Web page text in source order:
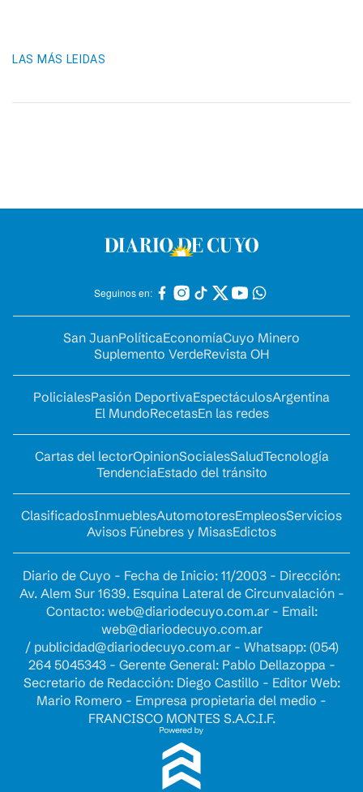
LAS MÁS LEIDAS
Seguinos en:
San JuanPolíticaEconomíaCuyo Minero
Suplemento VerdeRevista OH
PolicialesPasión DeportivaEspectáculosArgentina
El MundoRecetasEn las redes
Cartas del lectorOpinionSocialesSaludTecnología
TendenciaEstado del tránsito
ClasificadosInmueblesAutomotoresEmpleosServicios
Avisos Fúnebres y MisasEdictos
Diario de Cuyo - Fecha de Inicio: 11/2003 - Dirección:
Av. Alem Sur 1639. Esquina Lateral de Circunvalación -
Contacto: web@diariodecuyo.com.ar- Email:
web@diariodecuyo.com.ar
/ publicidad@diariodecuyo.com.ar- Whatsapp: (054)
264 5045343 - Gerente General: Pablo Dellazoppa -
Secretario de Redacción: Diego Castillo - Editor Web:
Mario Romero - Empresa propietaria del medio -
FRANCISCO MONTES S.A.C.I.F.